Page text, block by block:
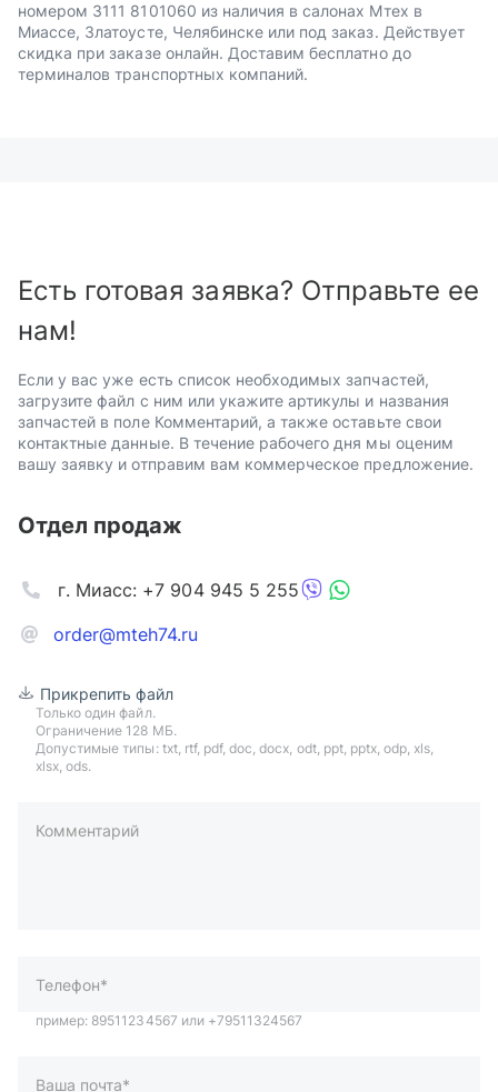
номером 3111 8101060 из наличия в салонах Мтех в
Миассе, Златоусте, Челябинске или под заказ. Действует
скидка при заказе онлайн. Доставим бесплатно до
терминалов транспортных компаний.
Есть готовая заявка? Отправьте ее
нам!
Если у вас уже есть список необходимых запчастей,
загрузите файл с ним или укажите артикулы и названия
запчастей в поле Комментарий, а также оставьте свои
контактные данные. В течение рабочего дня мы оценим
вашу заявку и отправим вам коммерческое предложение.
Отдел продаж
order@mteh74.ru
г. Миасс: +7 904 945 5 255
Прикрепить файл
Только один файл.
Ограничение 128 МБ.
Допустимые типы: txt, rtf, pdf, doc, docx, odt, ppt, pptx, odp, xls,
xlsx, ods.
Комментарий
пример: 89511234567 или +79511324567
Отправить